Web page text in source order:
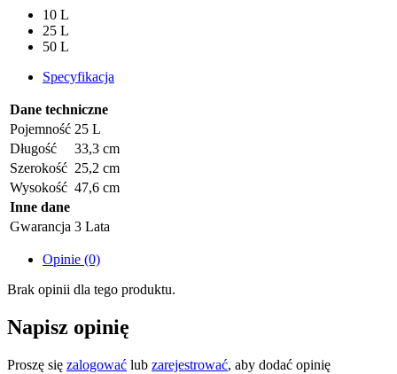
10 L
25 L
50 L
Specyfikacja
Dane techniczne
Pojemność 25 L
Długość
33,3 cm
Szerokość 25,2 cm
Wysokość 47,6 cm
Inne dane
Gwarancja 3 Lata
Opinie (0)
Brak opinii dla tego produktu.
Napisz opinię
Proszę się zalogować lub zarejestrować, aby dodać opinię